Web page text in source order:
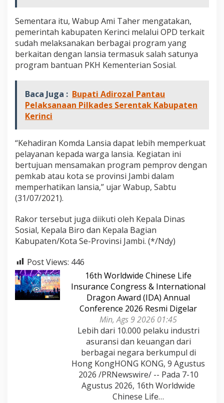
Sementara itu, Wabup Ami Taher mengatakan,
pemerintah kabupaten Kerinci melalui OPD terkait
sudah melaksanakan berbagai program yang
berkaitan dengan lansia termasuk salah satunya
program bantuan PKH Kementerian Sosial.
Baca Juga : Bupati Adirozal Pantau
Pelaksanaan Pilkades Serentak Kabupaten
Kerinci
“Kehadiran Komda Lansia dapat lebih memperkuat
pelayanan kepada warga lansia. Kegiatan ini
bertujuan mensamakan program pemprov dengan
pemkab atau kota se provinsi Jambi dalam
memperhatikan lansia,” ujar Wabup, Sabtu
(31/07/2021).
Rakor tersebut juga diikuti oleh Kepala Dinas
Sosial, Kepala Biro dan Kepala Bagian
Kabupaten/Kota Se-Provinsi Jambi. (*/Ndy)
Post Views: 446
16th Worldwide Chinese Life
Insurance Congress & International
Dragon Award (IDA) Annual
Conference 2026 Resmi Digelar
Min, Ags 9 2026 01:45
Lebih dari 10.000 pelaku industri
asuransi dan keuangan dari
berbagai negara berkumpul di
Hong KongHONG KONG, 9 Agustus
2026 /PRNewswire/ -- Pada 7-10
Agustus 2026, 16th Worldwide
Chinese Life…